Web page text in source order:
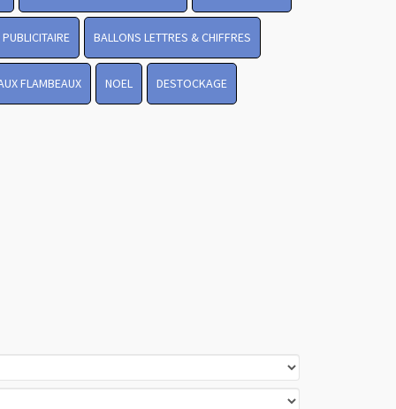
BALLONS LETTRES & CHIFFRES
FLAMBEAUX NOEL DESTOCKAGE